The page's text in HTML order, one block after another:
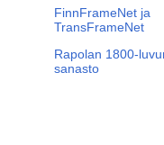
FinnFrameNet ja
TransFrameNet
Rapolan 1800-
sanasto